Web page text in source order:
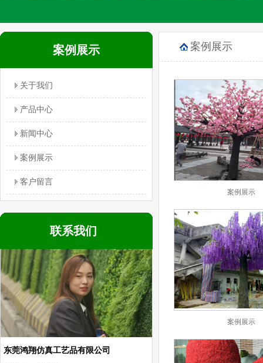
案例展示
关于我们
产品中心
新闻中心
案例展示
客户留言
联系我们
东莞鸿翔仿真工艺品有限公司
案例展示
案例展示
案例展示